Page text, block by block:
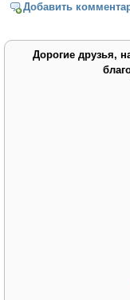
Добавить
Дорогие друзья,